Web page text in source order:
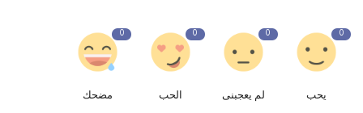
0
يحب
0
لم يعجبنى
0
الحب
0
مضحك